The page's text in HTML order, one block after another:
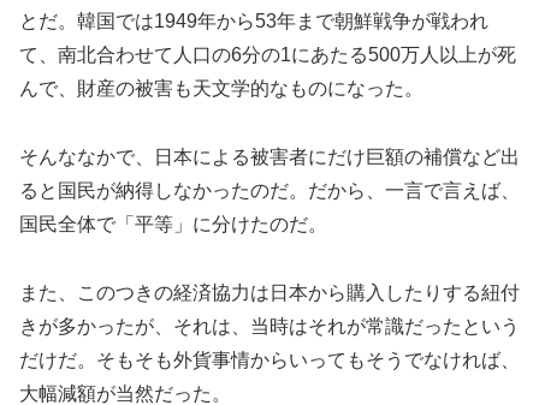
とだ。韓国では1949年から53年まで朝鮮戦争が戦われ
て、南北合わせて人口の6分の1にあたる500万人以上が死
んで、財産の被害も天文学的なものになった。
そんななかで、日本による被害者にだけ巨額の補償など出
ると国民が納得しなかったのだ。だから、一言で言えば、
国民全体で「平等」に分けたのだ。
また、このつきの経済協力は日本から購入したりする紐付
きが多かったが、それは、当時はそれが常識だったという
だけだ。そもそも外貨事情からいってもそうでなければ、
大幅減額が当然だった。